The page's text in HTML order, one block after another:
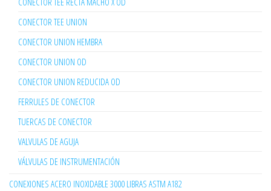
CONECTOR TEE UNION
CONECTOR UNION HEMBRA
CONECTOR UNION OD
CONECTOR UNION REDUCIDA OD
FERRULES DE CONECTOR
TUERCAS DE CONECTOR
VALVULAS DE AGUJA
VÁLVULAS DE INSTRUMENTACIÓN
CONEXIONES ACERO INOXIDABLE 3000 LIBRAS ASTM A182